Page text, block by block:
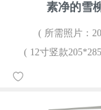
素净的雪
( 所需照片：
( 12寸竖款